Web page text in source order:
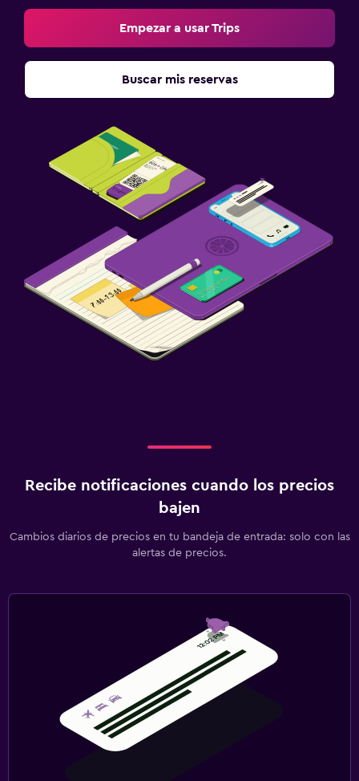
Empezar a usar Trips
Buscar mis reservas
Recibe notificaciones cuando los precios
bajen
Cambios diarios de precios en tu bandeja de entrada: solo con las
alertas de precios.